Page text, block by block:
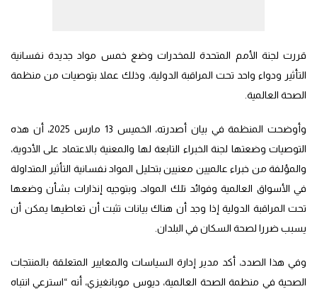
قررت لجنة الأمم المتحدة للمخدرات وضع خمس مواد جديدة نفسانية
التأثير ودواء واحد تحت المراقبة الدولية، وذلك عملا بتوصيات من منظمة
الصحة العالمية.
وأوضحت المنظمة في بيان أصدرته، الخميس 13 مارس 2025، أن هذه
التوصيات وضعتها لجنة الخبراء التابعة لها والمعنية بالاعتماد على الأدوية،
والمؤلفة من خبراء عالميين معنيين بتحليل المواد نفسانية التأثير المتداولة
في الأسواق العالمية وفوائد تلك المواد، وبتوجيه إنذارات بشأن وضعها
تحت المراقبة الدولية إذا وجد أن هناك بيانات تثبت أن تعاطيها يمكن أن
يسبب ضررا لصحة السكان في البلدان.
وفي هذا الصدد، أكد مدير إدارة السياسات والمعايير المتعلقة بالمنتجات
الصحية في منظمة الصحة العالمية، ديوس موبانغيزي، أنه “استرعي انتباه